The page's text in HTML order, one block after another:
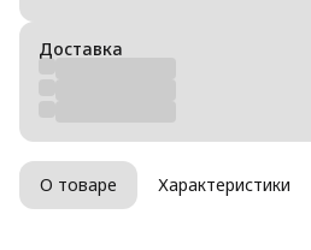
Доставка
О товаре Характеристики